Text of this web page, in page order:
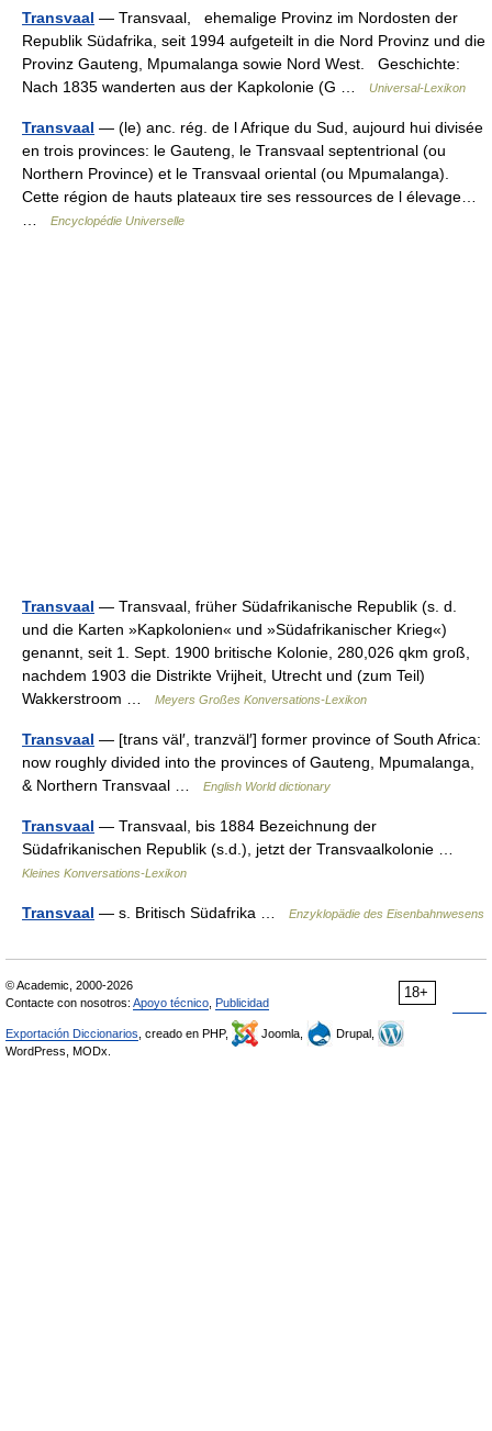
Transvaal — Transvaal, ehemalige Provinz im Nordosten der
Republik Südafrika, seit 1994 aufgeteilt in die Nord Provinz und die
Provinz Gauteng, Mpumalanga sowie Nord West. Geschichte:
Nach 1835 wanderten aus der Kapkolonie (G …
Universal-Lexikon
Transvaal — (le) anc. rég. de l Afrique du Sud, aujourd hui divisée
en trois provinces: le Gauteng, le Transvaal septentrional (ou
Northern Province) et le Transvaal oriental (ou Mpumalanga).
Cette région de hauts plateaux tire ses ressources de l élevage…
Encyclopédie Universelle
Transvaal — Transvaal, früher Südafrikanische Republik (s. d.
und die Karten »Kapkolonien« und »Südafrikanischer Krieg«)
genannt, seit 1. Sept. 1900 britische Kolonie, 280,026 qkm groß,
nachdem 1903 die Distrikte Vrijheit, Utrecht und (zum Teil)
Wakkerstroom …
Meyers Großes Konversations-Lexikon
Transvaal — [trans väl′, tranzväl′] former province of South Africa:
now roughly divided into the provinces of Gauteng, Mpumalanga,
& Northern Transvaal …
English World dictionary
Transvaal — Transvaal, bis 1884 Bezeichnung der
Südafrikanischen Republik (s.d.), jetzt der Transvaalkolonie …
Kleines Konversations-Lexikon
Transvaal — s. Britisch Südafrika … Enzyklopädie des Eisenbahnwesens
18+
© Academic, 2000-2026
Contacte con nosotros: Apoyo técnico Publicidad
Exportación Diccionarios , creado en PHP, Joomla,
Drupal,
WordPress, MODx.